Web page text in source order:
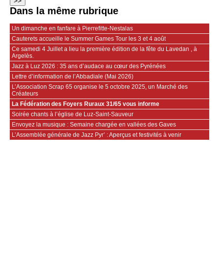
Dans la même rubrique
Un dimanche en fanfare à Pierrefitte-Nestalas
Cauterets accueille le Summer Games Tour les 3 et 4 août
Ce samedi 4 Juillet a lieu la première édition de la fête du Lavedan , à
Argelès.
Jazz à Luz 2026 : 35 ans d’audace au cœur des Pyrénées
Lettre d’information de l’Abbadiale (Mai 2026)
L’Association Scrap 65 organise le 5 octobre 2025, un Marché des
Créateurs
La Fédération des Foyers Ruraux 31/65 vous informe
Soirée chants à l’église de Luz-Saint-Sauveur
Envoyez la musique : Semaine chargée en vallées des Gaves
L’Assemblée générale de Jazz Pyr’ : Aperçus et festivités à venir